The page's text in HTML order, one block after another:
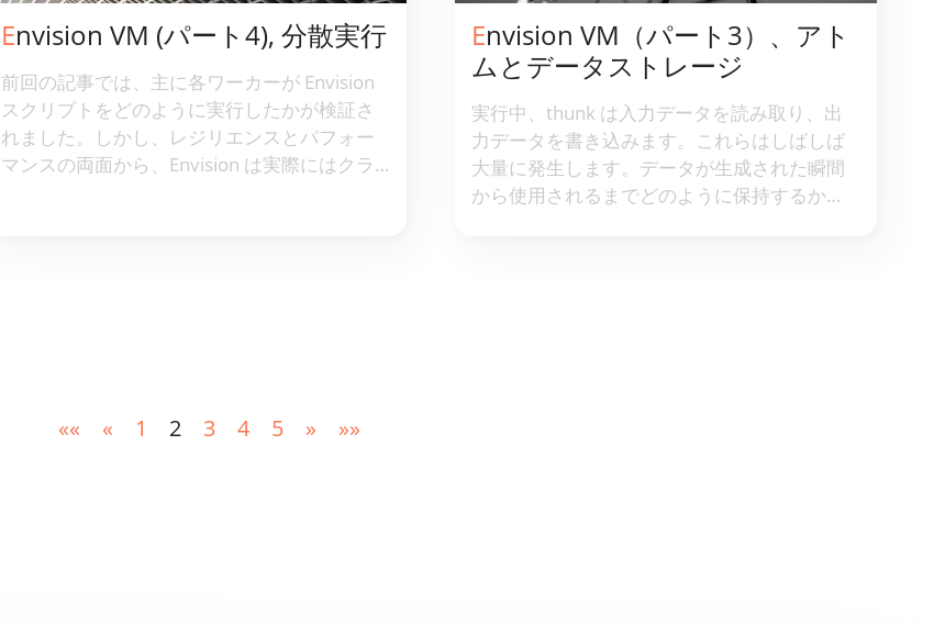
Envision VM (パート4), 分散実行
前回の記事では、主に各ワーカーが Envision
スクリプトをどのように実行したかが検証さ
れました。しかし、レジリエンスとパフォー
マンスの両面から、Envision は実際にはクラ
Envision VM（パート3）、アト
ムとデータストレージ
実行中、thunk は入力データを読み取り、出
力データを書き込みます。これらはしばしば
大量に発生します。データが生成された瞬間
から使用されるまでどのように保持するか
«« « 1 2 3 4 5 » »»